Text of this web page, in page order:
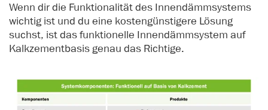
Wenn dir die Funktionalität des Innendämmsystems
wichtig ist und du eine kostengünstigere Lösung
suchst, ist das funktionelle Innendämmsystem auf
Kalkzementbasis genau das Richtige.